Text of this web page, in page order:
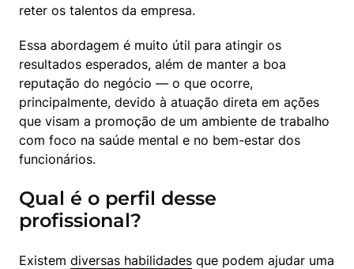
reter os talentos da empresa.
Essa abordagem é muito útil para atingir os
resultados esperados, além de manter a boa
reputação do negócio — o que ocorre,
principalmente, devido à atuação direta em ações
que visam a promoção de um ambiente de trabalho
com foco na saúde mental e no bem-estar dos
funcionários.
Qual é o perfil desse
profissional?
Existem diversas habilidades que podem ajudar uma